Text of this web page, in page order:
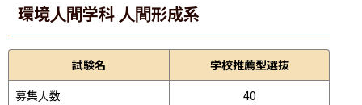
環境人間学科 人間形成系
試験名
学校推薦型選抜
募集人数
40